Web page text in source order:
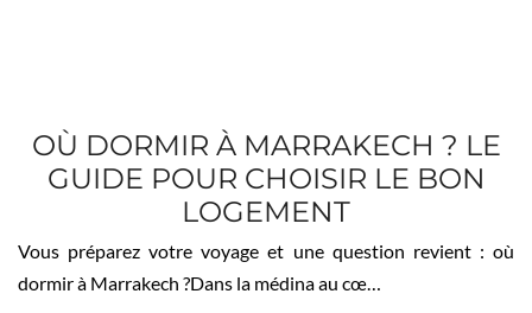
OÙ DORMIR À MARRAKECH ? LE
GUIDE POUR CHOISIR LE BON
LOGEMENT
Vous préparez votre voyage et une question revient : où
dormir à Marrakech ?Dans la médina au cœ…